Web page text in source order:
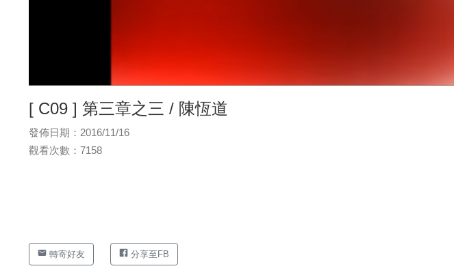
[ C09 ] 第三章之三 / 陳恆道
發佈日期：2016/11/16
觀看次數：7158
轉寄好友 分享至FB